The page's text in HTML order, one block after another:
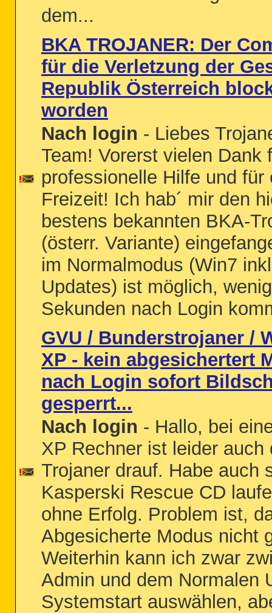
dem...
BKA TROJANER: Der
für die Verletzung der
Republik Österreich
worden
Nach login - Liebes
Team! Vorerst vielen Dank
professionelle Hilfe und für
Freizeit! Ich hab´ mir den
bestens bekannten BKA-
(österr. Variante)
im Normalmodus (Win7
Updates) ist möglich,
Sekunden nach Login
GVU / Bunderstrojaner /
XP - kein abgesichertert
nach Login sofort
gesperrt...
Nach login - Hallo, bei
XP Rechner ist leider auch
Trojaner drauf. Habe auch
Kasperski Rescue CD
ohne Erfolg. Problem ist,
Abgesicherte Modus nicht
Weiterhin kann ich zwar
Admin und dem Normalen
Systemstart auswählen,